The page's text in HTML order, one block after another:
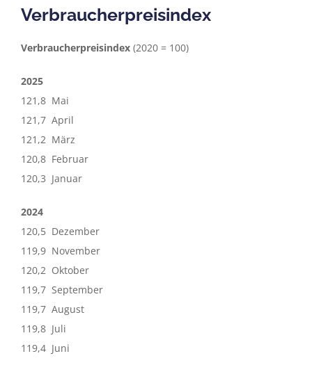
Verbraucherpreisindex
Verbraucherpreisindex (2020 = 100)
2025
121,8 Mai
121,7 April
121,2 März
120,8 Februar
120,3 Januar
2024
120,5 Dezember
119,9 November
120,2 Oktober
119,7 September
119,7 August
119,8 Juli
119,4 Juni